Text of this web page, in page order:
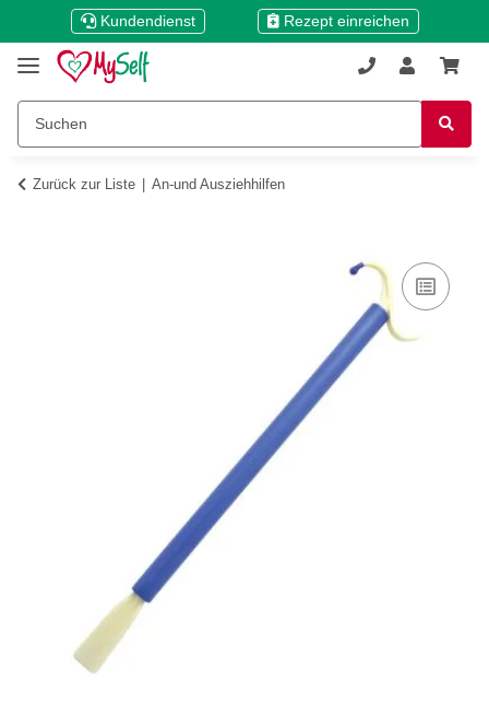
Kundendienst Rezept einreichen
Zurück zur Liste An-und Ausziehhilfen